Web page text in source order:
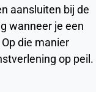
aansluiten bij de
wanneer je een
die manier
op peil.